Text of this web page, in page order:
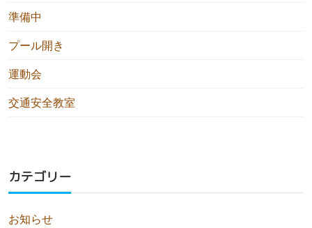
準備中
プール開き
運動会
交通安全教室
カテゴリー
お知らせ